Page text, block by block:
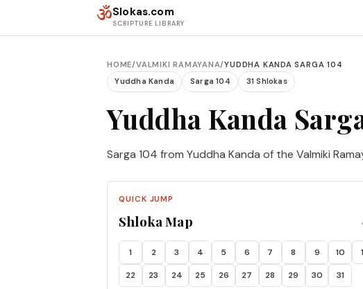
ॐSlokas.com
SCRIPTURE LIBRARY
HOME/VALMIKI RAMAYANA/YUDDHA KANDA SARGA 104
Yuddha Kanda
Sarga 104 31 Shlokas
Yuddha Kanda
Sarga 104 from Yuddha Kanda of the Valmiki
QUICK JUMP
Shloka Map
1 2 3 4 5 6 7 8 9 10
22 23 24 25 26 27 28 29 30 31